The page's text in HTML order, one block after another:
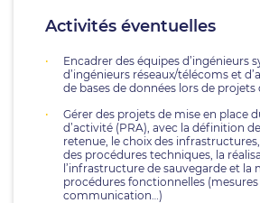
Activités éventuelles
Encadrer des équipes d’ingénieurs
d’ingénieurs réseaux/télécoms et
de bases de données lors de
Gérer des projets de mise en place
d’activité (PRA), avec la définition
retenue, le choix des
des procédures techniques, la
l’infrastructure de sauvegarde et la
procédures fonctionnelles (mesures
communication…)